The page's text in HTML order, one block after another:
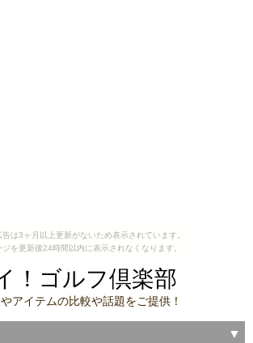
は3ヶ月以上更新がないため表示されています。
ジを更新後24時間以内に表示されなくなります。
！ゴルフ倶楽部
アイテムの比較や話題をご提供！